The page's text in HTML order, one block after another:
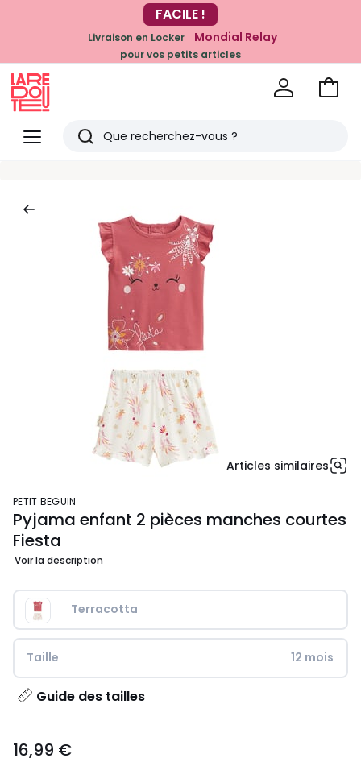
-20% dès 39€*
sur la mode
FACILE !
Livraison en Locker Mondial Relay
pour vos petits articles
Menu
Redoute
Rechercher
Voir
Articles similaires
PETIT BEGUIN
Pyjama enfant 2 pièces manches courtes
Fiesta
Voir la description
Terracotta
Taille 12 mois
Guide des tailles
€.
16,99 €